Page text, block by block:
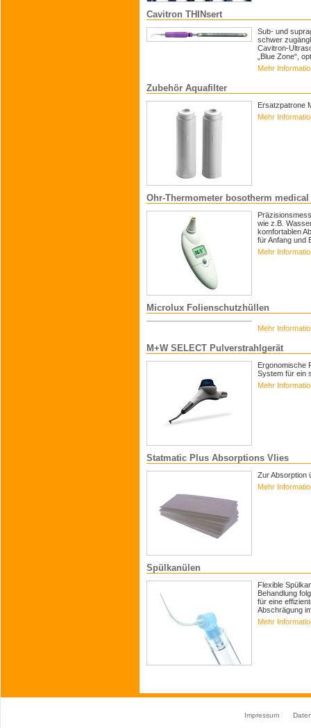
Cavitron THINsert
Sub- und
schwer
Cavitron-
„Blue Zone“,
Mehr
Zubehör Aquafilter
Ersatzpatrone
Mehr
Ohr-Thermometer bosotherm medical
wie z.B.
komfortablen
für Anfang und
Mehr
Microlux Folienschutzhüllen
Mehr
M+W SELECT Pulverstrahlgerät
Ergonomische
System für ein
Mehr
Statmatic Plus Absorptions Vlies
Zur Absorption
Mehr
Spülkanülen
Flexible
Behandlung
für eine
Abschrägung
Mehr
Impressum